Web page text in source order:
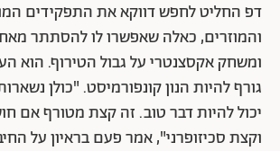
דפ החליט לחפש דווקא את התפקידים
והמוזרים, כאלה שאפשרו לו להסתתר
ומשחק אקסצנטרי על גבול הטירוף. הוא
גורף להיות הנון קונפורמיסט. "כולן
יכול להיות דבר טוב. זה קצת מטורף אם
וקצת סכיזופרני", אמר פעם בראיון על